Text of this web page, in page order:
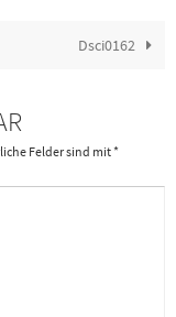
Dsci0162
Felder sind mit*